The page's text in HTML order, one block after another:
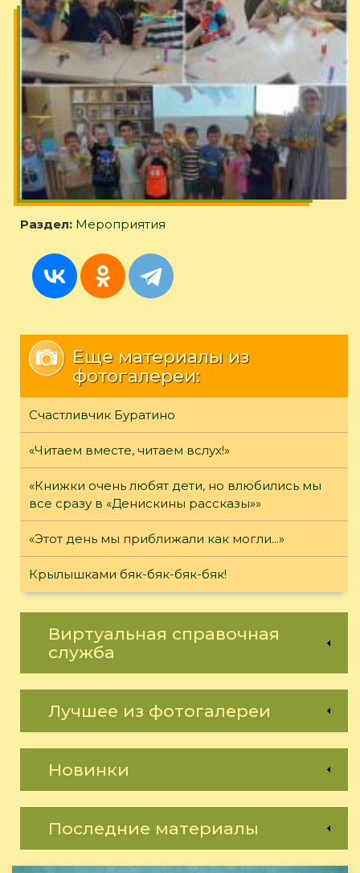
Раздел: Мероприятия
Еще материалы из
фотогалереи:
Счастливчик Буратино
«Читаем вместе, читаем вслух!»
«Книжки очень любят дети, но влюбились мы
все сразу в «Денискины рассказы»»
«Этот день мы приближали как могли...»
Крылышками бяк-бяк-бяк-бяк!
Виртуальная справочная
служба
Лучшее из фотогалереи
Новинки
Последние материалы